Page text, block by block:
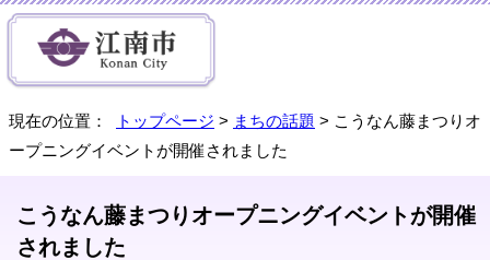
現在の位置： トップページ > まちの話題 > こうなん藤まつりオ
ープニングイベントが開催されました
こうなん藤まつりオープニングイベントが開催
されました